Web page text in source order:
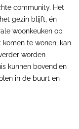
community. Het
gezin blijft, én
woonkeuken op
te wonen, kan
worden
kunnen bovendien
in de buurt en